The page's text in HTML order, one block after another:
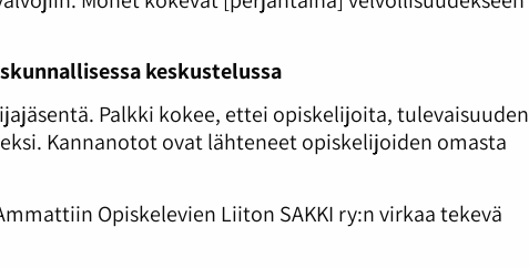
keskustelussa
Palkki kokee, ettei opiskelijoita, tulevaisuuden
Kannanotot ovat lähteneet opiskelijoiden omasta
Opiskelevien Liiton SAKKI ry:n virkaa tekevä